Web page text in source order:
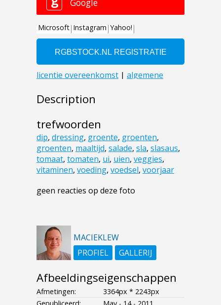
Description
trefwoorden
dip, dressing, groente, groenten,
groenten, maaltijd, salade, sla, slasaus,
tomaat, tomaten, ui, uien, veggies,
vitaminen, voeding, voedsel, voorjaar
geen reacties op deze foto
MACIEKLEW
PROFIEL
GALLERIJ
Afbeeldingseigenschappen
Afmetingen:
3364px * 2243px